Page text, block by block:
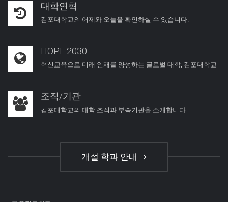
대학연혁
김포대학교의 어제와 오늘을 확인하실 수 있습니다.
HOPE 2030
혁신교육으로 미래 인재를 양성하는 글로벌 대학, 김포대학교
조직/기관
김포대학교의 대학 조직과 부속기관을 소개합니다.
개설 학과 안내